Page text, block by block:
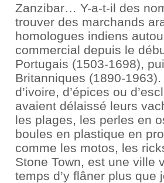
Zanzibar… Y-a-t-il des
trouver des marchands
homologues indiens
commercial depuis le
Portugais (1503-1698),
Britanniques (1890-
d’ivoire, d’épices ou
avaient délaissé leurs
les plages, les perles en
boules en plastique en
comme les motos, les
Stone Town, est une ville
temps d’y flâner plus que